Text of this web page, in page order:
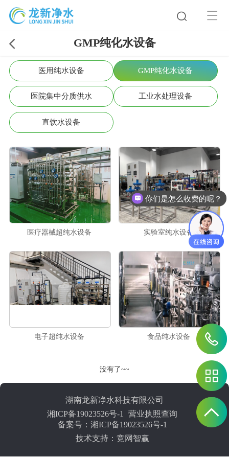
GMP纯化水设备
医用纯水设备 GMP纯化水设备
医院集中分质供水 工业水处理设备
直饮水设备
医疗器械超纯水设备 实验室纯水设备
电子超纯水设备 食品纯水设备
没有了~~
湖南龙新净水科技有限公司
湘ICP备19023526号-1
营业执照查询
备案号：湘ICP备19023526号-1
技术支持：竞网智赢
你们是怎么收费的呢？